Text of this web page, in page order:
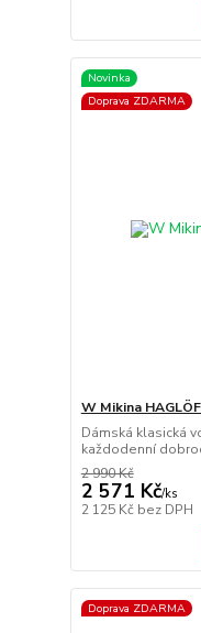
Novinka
Doprava ZDARMA
W Mikina
Dámská klasická
každodenní
2 990 Kč
2 571 Kč/ks
2 125 Kč bez DPH
Doprava ZDARMA